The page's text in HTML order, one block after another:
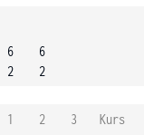
6
2
6
2
1 2 3
Kurs